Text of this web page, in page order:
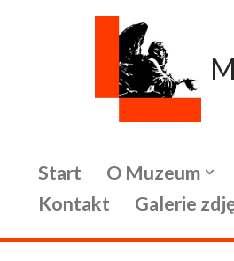
Start O Muzeum
Kontakt
Galerie